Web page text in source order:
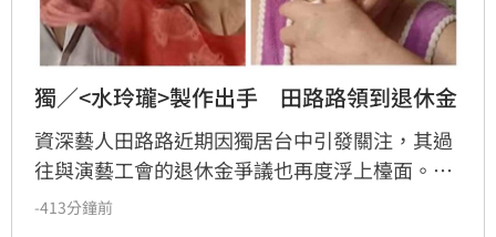
獨／<水玲瓏>製作出手　田路路領到退休金
資深藝人田路路近期因獨居台中引發關注，其過
往與演藝工會的退休金爭議也再度浮上檯面。田
路路控訴當年因不明原因被退出工會，導致請領
-413分鐘前